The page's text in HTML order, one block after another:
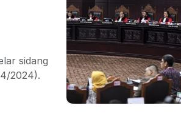
sidang
2024).